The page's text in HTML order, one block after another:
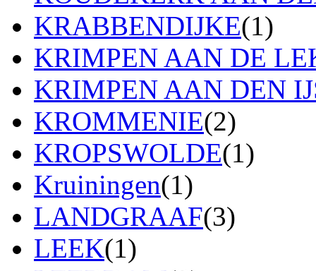
KRABBENDIJKE(1)
KRIMPEN AAN DE
KRIMPEN AAN DEN
KROMMENIE(2)
KROPSWOLDE(1)
Kruiningen(1)
LANDGRAAF(3)
LEEK(1)